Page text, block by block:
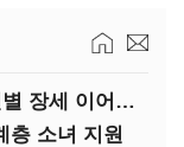
(주간증시전망)지수보다 종목…선별 장세 이어진다
층 소녀 지원